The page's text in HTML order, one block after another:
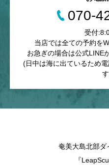
070-
受付
当店では全ての予約を
お急ぎの場合は公式LINE
(日中は海に出ているため
奄美大島北部ダ
『